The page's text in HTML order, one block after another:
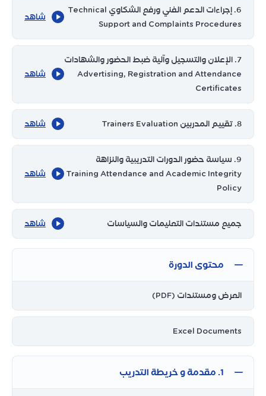
6. إجراءات الدعم الفني ورفع الشكاوي Technical
Support and Complaints Procedures
شاهد
7. الإعلان والتسجيل وآلية ضبط الحضور والشهادات
Advertising, Registration and Attendance
Certificates
شاهد
8. تقييم المدربين Trainers Evaluation شاهد
9. سياسة حضور الدورات التدريبية والنزاهة
Training Attendance and Academic Integrity
Policy
شاهد
جميع مستندات التعليمات والسياسات شاهد
محتوى الدورة
العرض ومستندات (PDF)
Excel Documents
1. مقدمة و خريطة التدريب